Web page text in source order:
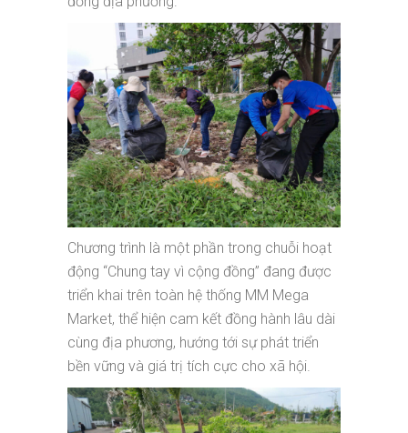
Chương trình là một phần trong chuỗi hoạt
động “Chung tay vì cộng đồng” đang được
triển khai trên toàn hệ thống MM Mega
Market, thể hiện cam kết đồng hành lâu dài
cùng địa phương, hướng tới sự phát triển
bền vững và giá trị tích cực cho xã hội.